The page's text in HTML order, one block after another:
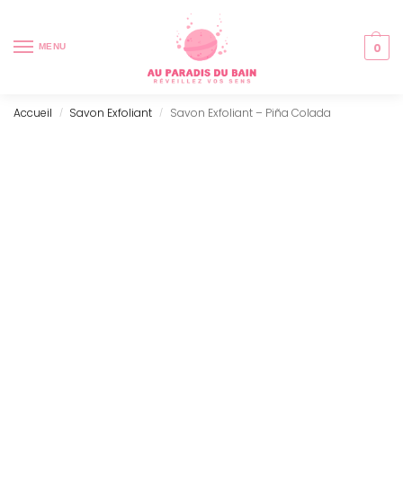
MENU 0
Accueil / Savon Exfoliant / Savon Exfoliant – Piña Colada